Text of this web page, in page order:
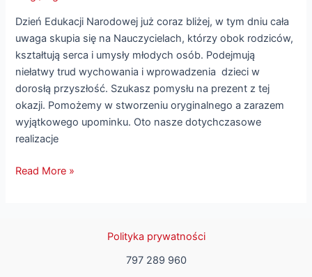
Dzień Edukacji Narodowej już coraz bliżej, w tym dniu cała
uwaga skupia się na Nauczycielach, którzy obok rodziców,
kształtują serca i umysły młodych osób. Podejmują
niełatwy trud wychowania i wprowadzenia dzieci w
dorosłą przyszłość. Szukasz pomysłu na prezent z tej
okazji. Pomożemy w stworzeniu oryginalnego a zarazem
wyjątkowego upominku. Oto nasze dotychczasowe
realizacje
Read More »
Polityka prywatności
797 289 960